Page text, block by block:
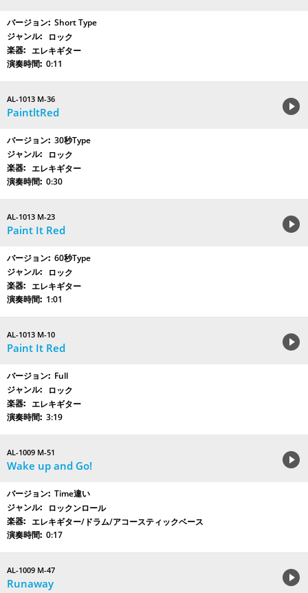
Short Type
ロック
エレキギター
0:11
AL-1013 M-36
PaintltRed
30秒Type
ロック
エレキギター
0:30
AL-1013 M-23
Paint It Red
60秒Type
ロック
エレキギター
1:01
AL-1013 M-10
Paint It Red
Full
ロック
エレキギター
3:19
AL-1009 M-51
Wake up and Go!
Time違い
ロックンロール
エレキギター/ドラム/アコースティックベース
0:17
AL-1009 M-47
Runaway